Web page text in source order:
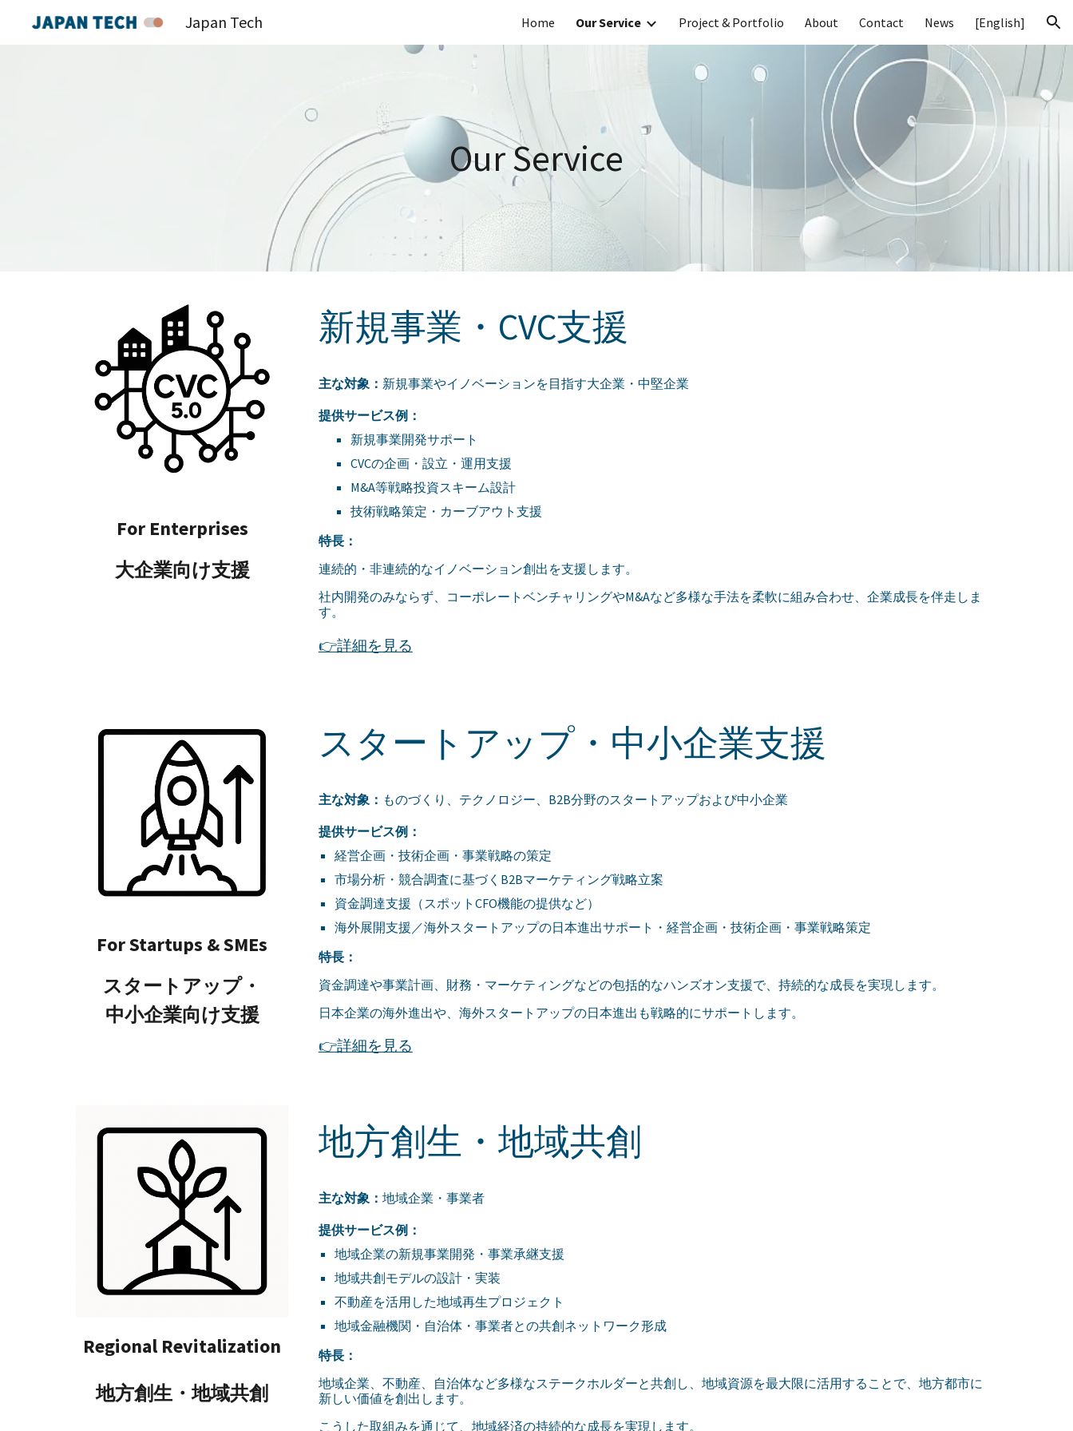
Skip to navigation
Japan Tech Home Our Service Project & Portfolio About Contact News [English]
Our Service
For Enterprises
大企業向け支援
新規事業・CVC支援
主な対象： 新規事業やイノベーションを目指す大企業・中堅企業
提供サービス例：
新規事業開発サポート
CVCの企画・設立・運用支援
M&A等戦略投資スキーム設計
技術戦略策定・カーブアウト支援
特長：
連続的・非連続的なイノベーション創出を支援します。
社内開発のみならず、コーポレートベンチャリングやM&Aなど多様な手法を柔軟に組み合わせ、企業成長を伴走しま
す。
👉詳細を見る
For Startups & SMEs
スタートアップ・
中小企業向け支援
スタートアップ・中小企業支援
主な対象： ものづくり、テクノロジー、B2B分野のスタートアップおよび中小企業
提供サービス例：
経営企画・技術企画・事業戦略の策定
市場分析・競合調査に基づくB2Bマーケティング戦略立案
資金調達支援（スポットCFO機能の提供など）
海外展開支援／海外スタートアップの日本進出サポート ・ 経営企画・技術企画・事業戦略策定
特長：
資金調達や事業計画、財務・マーケティングなどの包括的なハンズオン支援で、持続的な成長を実現します。
日本企業の海外進出や、海外スタートアップの日本進出も戦略的にサポートします。
👉詳細を見る
Regional Revitalization
地方創生・地域共創
地方創生・地域共創
主な対象： 地域企業・事業者
提供サービス例：
地域企業の新規事業開発・事業承継支援
地域共創モデルの設計・実装
不動産を活用した地域再生プロジェクト
地域金融機関・自治体・事業者との共創ネットワーク形成
特長：
地域企業、不動産、自治体など多様なステークホルダーと共創し、地域資源を最大限に活用することで、地方都市に
新しい価値を創出します。
こうした取組みを通じて、地域経済の持続的な成長を実現します。